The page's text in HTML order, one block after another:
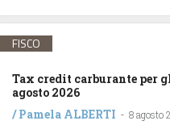
FISCO
Tax credit carburante per
agosto 2026
/Pamela ALBERTI - 8 agosto